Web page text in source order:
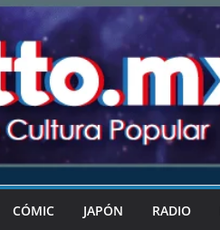
CÓMIC JAPÓN RADIO